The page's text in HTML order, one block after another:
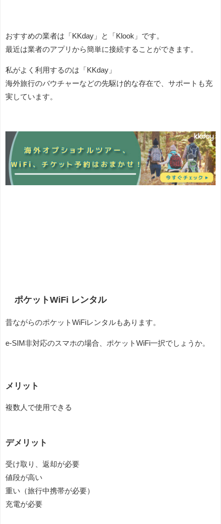
おすすめの業者は「KKday」と「Klook」です。
最近は業者のアプリから簡単に接続することができます。
私がよく利用するのは「KKday」
海外旅行のバウチャーなどの先駆け的な存在で、サポートも充
実しています。
ポケットWiFi レンタル
昔ながらのポケットWiFiレンタルもあります。
e-SIM非対応のスマホの場合、ポケットWiFi一択でしょうか。
メリット
複数人で使用できる
デメリット
受け取り、返却が必要
値段が高い
重い（旅行中携帯が必要）
充電が必要